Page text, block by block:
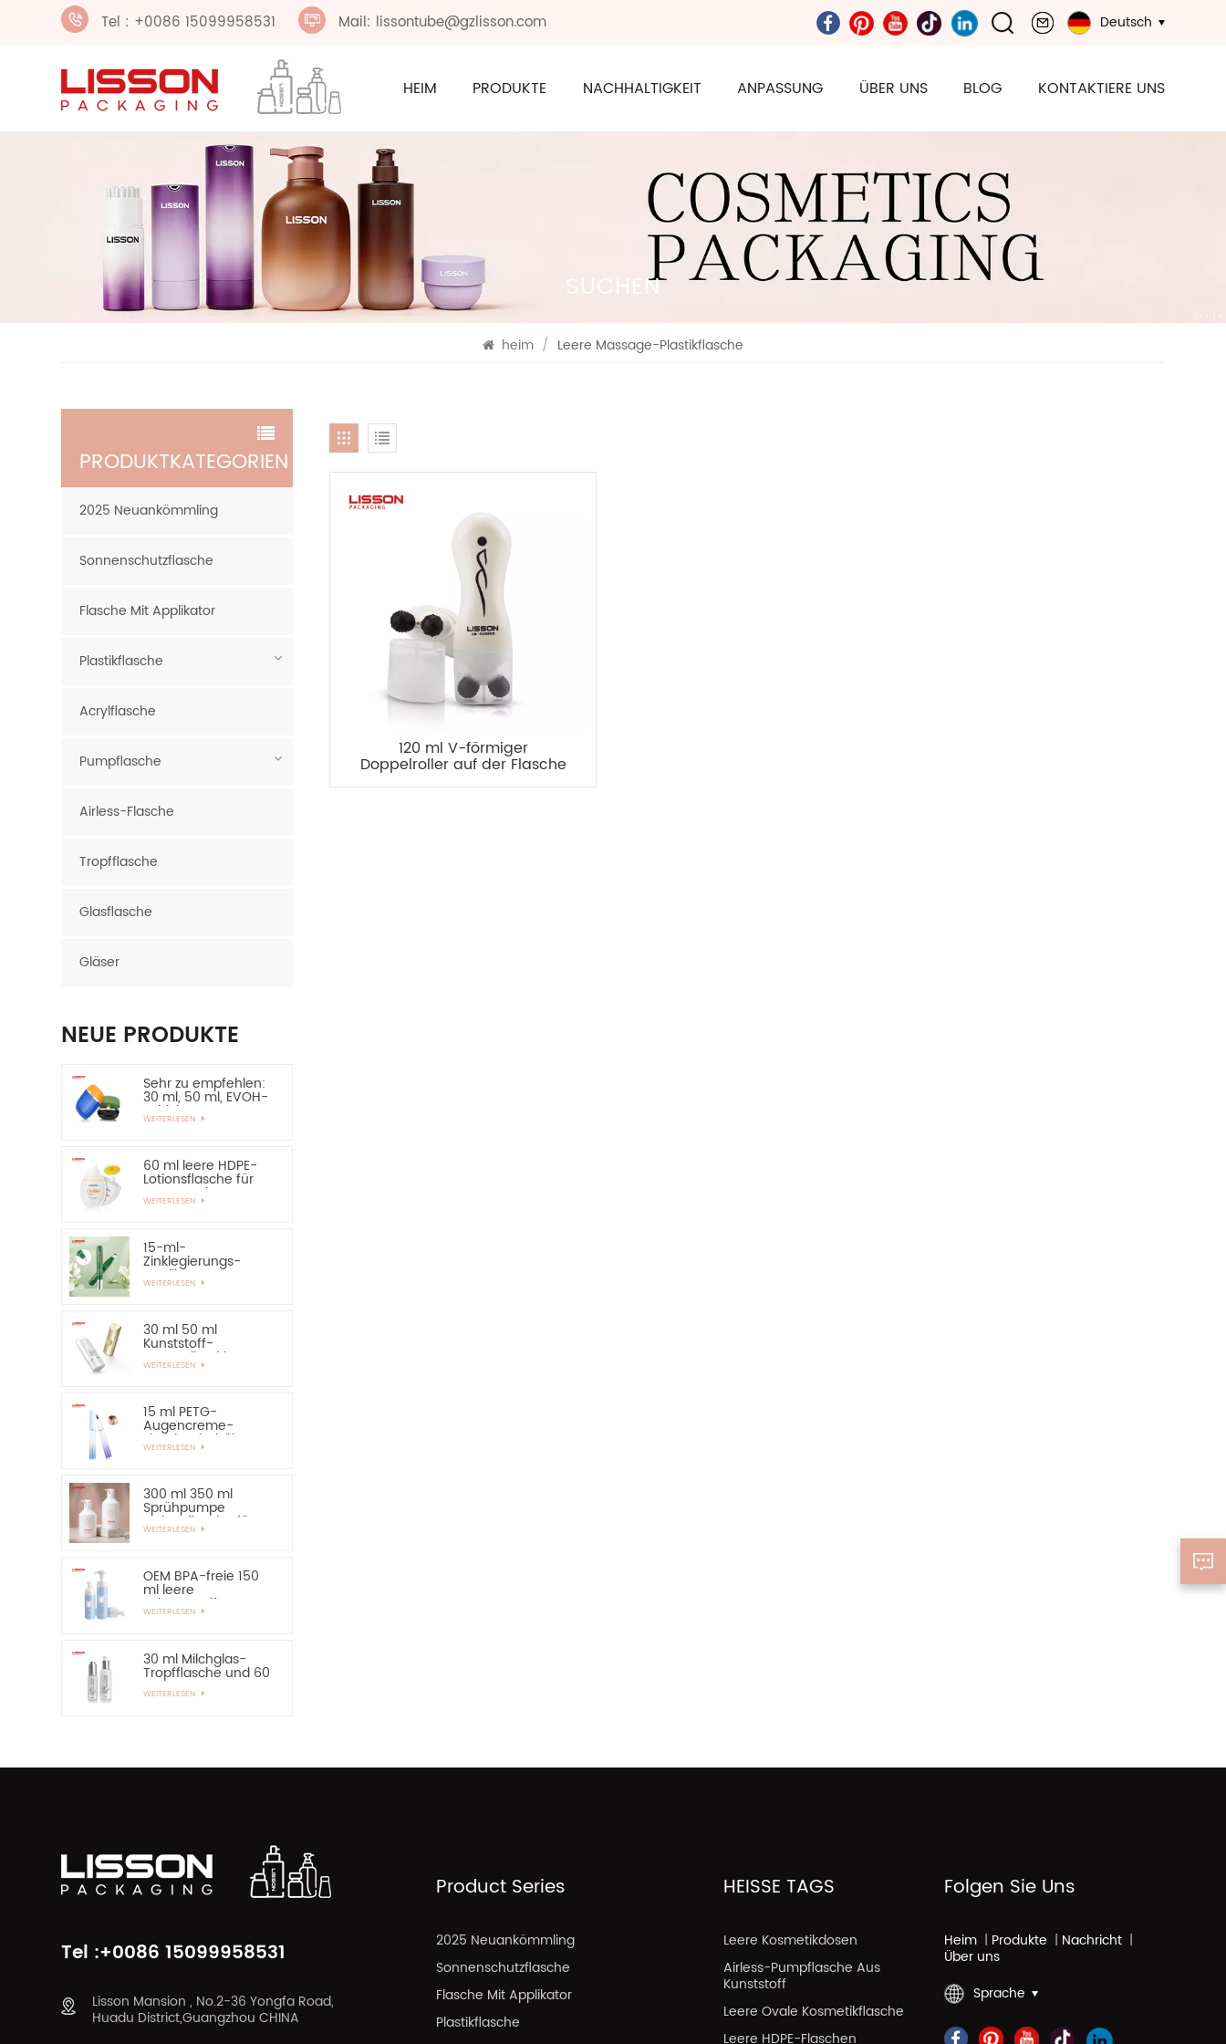
Tel : +0086 15099958531 Mail: lissontube@gzlisson.com Deutsch
HEIM PRODUKTE NACHHALTIGKEIT ANPASSUNG ÜBER UNS BLOG KONTAKTIERE UNS
SUCHEN
heim / Leere Massage-Plastikflasche
120 ml V-förmiger
Doppelroller auf der Flasche
für die Körpermassage
PRODUKTKATEGORIEN
2025 Neuankömmling
Sonnenschutzflasche
Flasche Mit Applikator
Plastikflasche
Acrylflasche
Pumpflasche
Airless-Flasche
Tropfflasche
Glasflasche
Gläser
NEUE PRODUKTE
Sehr zu empfehlen:
30 ml, 50 ml, EVOH-
Schicht, HDPE-
Flasche, ovale
WEITERLESEN
60 ml leere HDPE-
Lotionsflasche für
Sonnenschutz –
sehr zu empfehlen
WEITERLESEN
15-ml-
Zinklegierungs-
Applikator-Augen-
Essential-Serum-
WEITERLESEN
30 ml 50 ml
Kunststoff-
Kosmetik-Airless-
Flasche,
WEITERLESEN
15 ml PETG-
Augencreme-
Flaschenbehälter
mit Applikator aus
WEITERLESEN
300 ml 350 ml
Sprühpumpe
Lotionsflasche für
Shampoo
WEITERLESEN
OEM BPA-freie 150
ml leere
Schaumseifen-
Pumpflasche
WEITERLESEN
30 ml Milchglas-
Tropfflasche und 60
ml Pumpspray-
Glasflasche
WEITERLESEN
Tel :+0086 15099958531
Lisson Mansion , No.2-36 Yongfa Road,
Huadu District,Guangzhou CHINA
Product Series
2025 Neuankömmling
Sonnenschutzflasche
Flasche Mit Applikator
Plastikflasche
HEISSE TAGS
Leere Kosmetikdosen
Airless-Pumpflasche Aus
Kunststoff
Leere Ovale Kosmetikflasche
Leere HDPE-Flaschen
Folgen Sie Uns
Heim | Produkte | Nachricht |
Über uns
Sprache